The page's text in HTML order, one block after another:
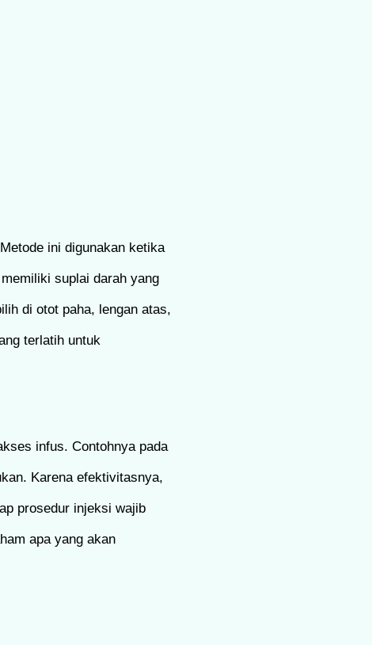
ini digunakan ketika
suplai darah yang
di otot paha, lengan atas,
terlatih untuk
infus. Contohnya pada
Karena efektivitasnya,
prosedur injeksi wajib
apa yang akan